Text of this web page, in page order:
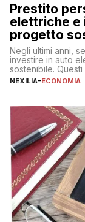
Prestito
elettriche e
progetto
Negli ultimi anni,
investire in auto
sostenibile.
offrono vantaggi
fare se non […]
NEXILIA-ECONOMIA